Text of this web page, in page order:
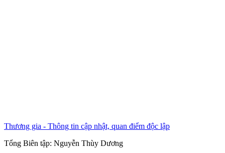
Thương gia - Thông tin cập nhật, quan điểm độc lập
Tổng Biên tập: Nguyễn Thùy Dương